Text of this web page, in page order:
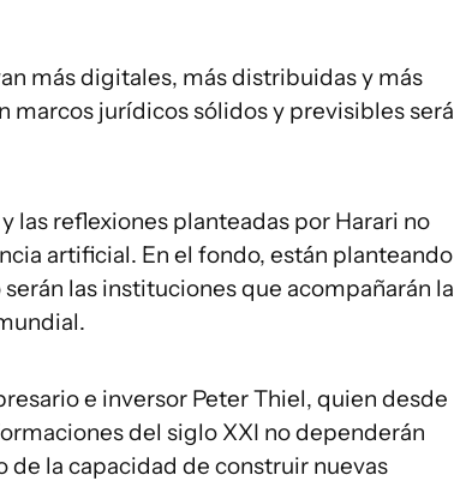
más digitales, más distribuidas y más
marcos jurídicos sólidos y previsibles será
las reflexiones planteadas por Harari no
artificial. En el fondo, están planteando
las instituciones que acompañarán la
e inversor Peter Thiel, quien desde
del siglo XXI no dependerán
la capacidad de construir nuevas